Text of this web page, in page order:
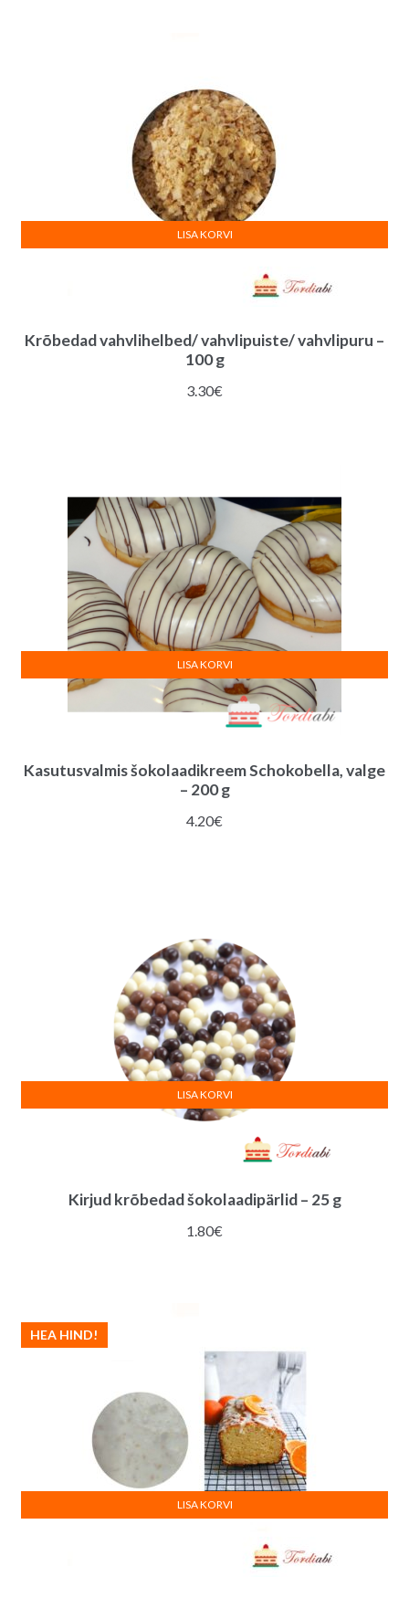
Krõbedad vahvlihelbed/ vahvlipuiste/ vahvlipuru –
100 g
3.30€
LISA KORVI
Kasutusvalmis šokolaadikreem Schokobella, valge
– 200 g
4.20€
LISA KORVI
Kirjud krõbedad šokolaadipärlid – 25 g
1.80€
LISA KORVI
HEA HIND!
LISA KORVI